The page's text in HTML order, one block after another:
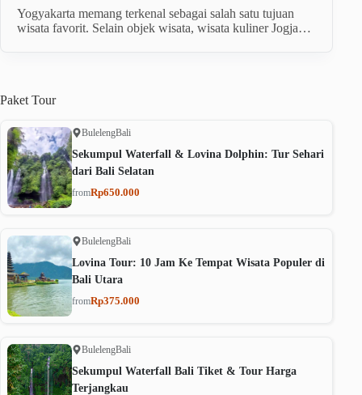
Yogyakarta memang terkenal sebagai salah satu tujuan
wisata favorit. Selain objek wisata, wisata kuliner Jogja…
Paket Tour
BulelengBali
Sekumpul Waterfall & Lovina Dolphin: Tur Sehari
dari Bali Selatan
fromRp650.000
BulelengBali
Lovina Tour: 10 Jam Ke Tempat Wisata Populer di
Bali Utara
fromRp375.000
BulelengBali
Sekumpul Waterfall Bali Tiket & Tour Harga
Terjangkau